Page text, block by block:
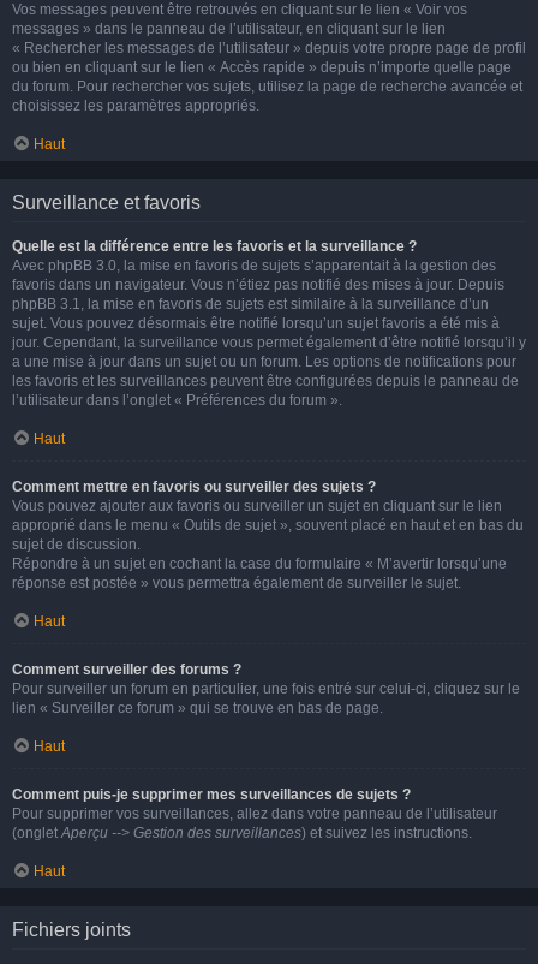
Vos messages peuvent être retrouvés en cliquant sur le lien « Voir vos
messages » dans le panneau de l’utilisateur, en cliquant sur le lien
« Rechercher les messages de l’utilisateur » depuis votre propre page de profil
ou bien en cliquant sur le lien « Accès rapide » depuis n’importe quelle page
du forum. Pour rechercher vos sujets, utilisez la page de recherche avancée et
choisissez les paramètres appropriés.
Haut
Surveillance et favoris
Quelle est la différence entre les favoris et la surveillance ?
Avec phpBB 3.0, la mise en favoris de sujets s’apparentait à la gestion des
favoris dans un navigateur. Vous n’étiez pas notifié des mises à jour. Depuis
phpBB 3.1, la mise en favoris de sujets est similaire à la surveillance d’un
sujet. Vous pouvez désormais être notifié lorsqu’un sujet favoris a été mis à
jour. Cependant, la surveillance vous permet également d’être notifié lorsqu’il y
a une mise à jour dans un sujet ou un forum. Les options de notifications pour
les favoris et les surveillances peuvent être configurées depuis le panneau de
l’utilisateur dans l’onglet « Préférences du forum ».
Haut
Comment mettre en favoris ou surveiller des sujets ?
Vous pouvez ajouter aux favoris ou surveiller un sujet en cliquant sur le lien
approprié dans le menu « Outils de sujet », souvent placé en haut et en bas du
sujet de discussion.
Répondre à un sujet en cochant la case du formulaire « M’avertir lorsqu’une
réponse est postée » vous permettra également de surveiller le sujet.
Haut
Comment surveiller des forums ?
Pour surveiller un forum en particulier, une fois entré sur celui-ci, cliquez sur le
lien « Surveiller ce forum » qui se trouve en bas de page.
Haut
Comment puis-je supprimer mes surveillances de sujets ?
Pour supprimer vos surveillances, allez dans votre panneau de l’utilisateur
(ongletAperçu --> Gestion des surveillances) et suivez les instructions.
Haut
Fichiers joints